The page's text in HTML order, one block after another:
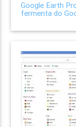
Google Earth
fermenta do